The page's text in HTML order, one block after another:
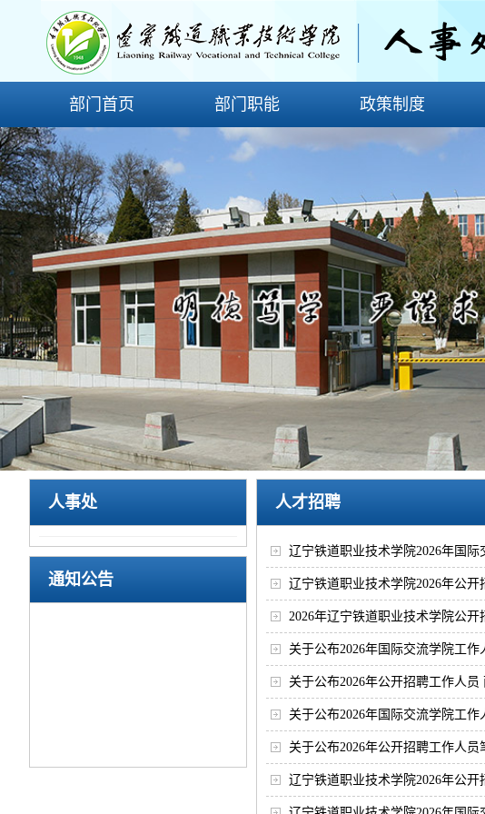
部门首页 部门职能 政策制度
人事处
通知公告
人才招聘
辽宁铁道职业技术学院2026年国
辽宁铁道职业技术学院2026年公开
2026年辽宁铁道职业技术学院公
关于公布2026年国际交流学院工
关于公布2026年公开招聘工作人员
关于公布2026年国际交流学院工
关于公布2026年公开招聘工作人
辽宁铁道职业技术学院2026年公开